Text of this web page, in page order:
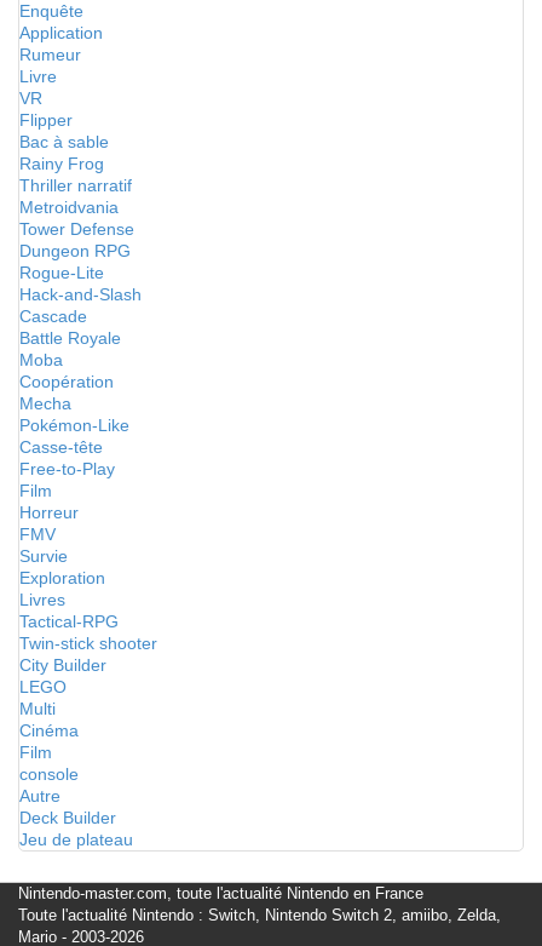
Enquête
Application
Rumeur
Livre
VR
Flipper
Bac à sable
Rainy Frog
Thriller narratif
Metroidvania
Tower Defense
Dungeon RPG
Rogue-Lite
Hack-and-Slash
Cascade
Battle Royale
Moba
Coopération
Mecha
Pokémon-Like
Casse-tête
Free-to-Play
Film
Horreur
FMV
Survie
Exploration
Livres
Tactical-RPG
Twin-stick shooter
City Builder
LEGO
Multi
Cinéma
Film
console
Autre
Deck Builder
Jeu de plateau
Nintendo-master.com, toute l'actualité Nintendo en France
Toute l'actualité Nintendo : Switch, Nintendo Switch 2, amiibo, Zelda,
Mario - 2003-2026